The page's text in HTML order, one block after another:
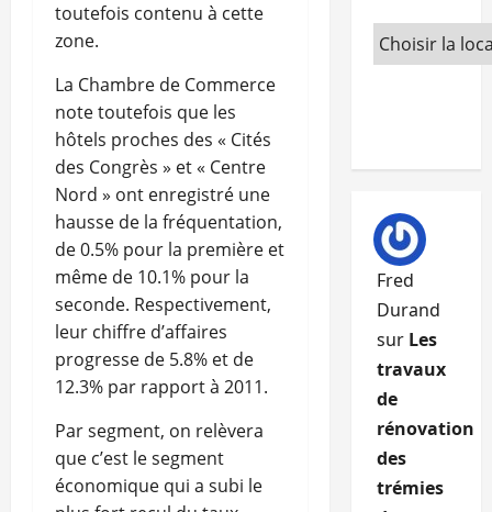
toutefois contenu à cette
zone.
La Chambre de Commerce
note toutefois que les
hôtels proches des « Cités
des Congrès » et « Centre
Nord » ont enregistré une
hausse de la fréquentation,
de 0.5% pour la première et
même de 10.1% pour la
seconde. Respectivement,
leur chiffre d’affaires
progresse de 5.8% et de
12.3% par rapport à 2011.
Par segment, on relèvera
que c’est le segment
économique qui a subi le
Fred
Durand
sur Les
travaux
de
rénovation
des
trémies